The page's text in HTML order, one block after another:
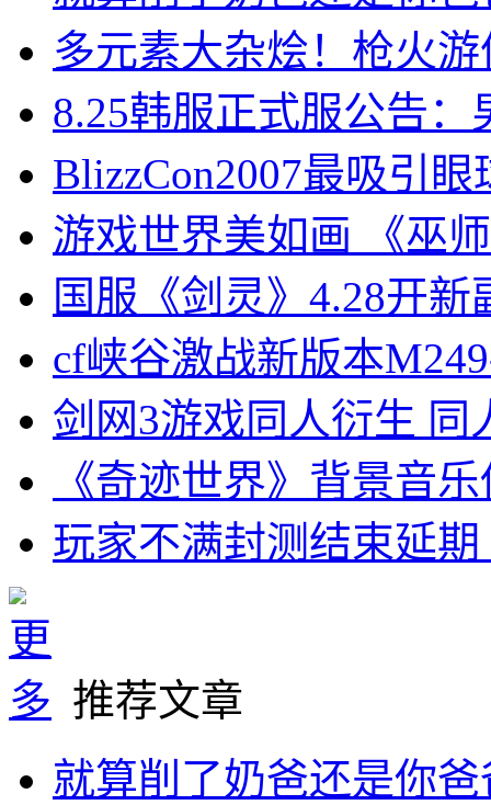
多元素大杂烩！枪火
8.25韩服正式服公告：
BlizzCon2007最吸引眼
游戏世界美如画 《巫
国服《剑灵》4.28开新
cf峡谷激战新版本
剑网3游戏同人衍生 同
《奇迹世界》背景音
玩家不满封测结束延
推荐文章
就算削了奶爸还是你